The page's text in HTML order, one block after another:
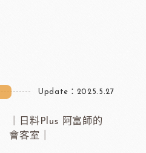
Update：2025.5.27
｜日料Plus 阿富師的
會客室｜